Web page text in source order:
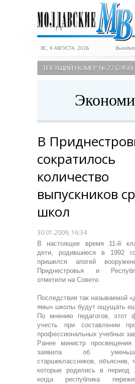
ВС, 9 АВГУСТА, 2026 Выходит
ТЕКУЩИЙ НОМЕР № 27 (2450)
В
сократилось
количество
выпускников
школ
30.01.2009, 16:34
В настоящее время 11-й
дети, родившиеся в 1992
пришелся апогей
Приднестровья и
отметили на Совете.
Последствия так называемой
ямы» школы будут ощущать
По мнению педагогов, этот
учесть при составлении
профессиональных учебных
Ранее министр
заявила об
старшеклассников, объяснив,
которые родились в период
когда республика